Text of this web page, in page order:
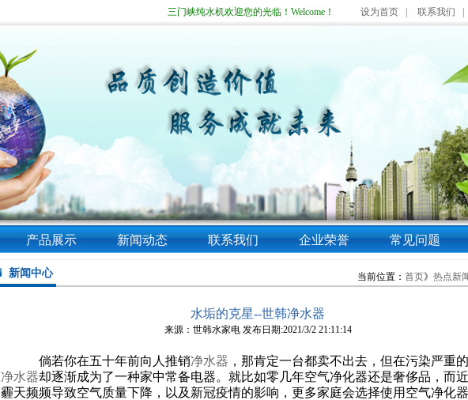
三门峡纯水机欢迎您的光临！Welcome！ 设为首页 | 联系我们 |
产品展示 新闻动态 联系我们 企业荣誉 常见问题
新闻中心 当前位置： 首页》 热点新
水垢的克星--世韩净水器
来源：世韩水家电 发布日期:2021/3/2 21:11:14
倘若你在五十年前向人推销净水器 ，那肯定一台都卖不出去，但在污染严重的
净水器却逐渐成为了一种家中常备电器。就比如零几年空气净化器还是奢侈品，而
霾天频频导致空气质量下降，以及新冠疫情的影响，更多家庭会选择使用空气净化